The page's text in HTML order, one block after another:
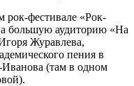
рок-фестивале «Рок-
большую аудиторию «На
Журавлева,
пения в
(там в одном